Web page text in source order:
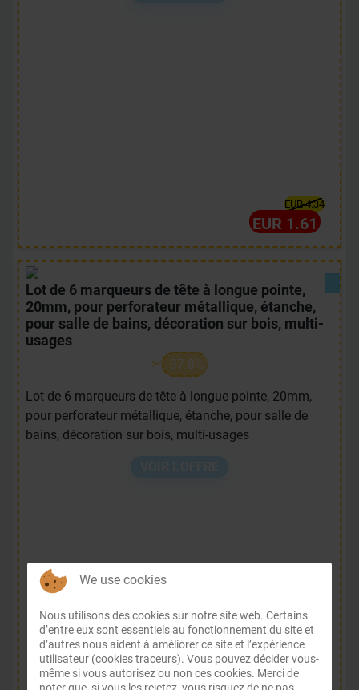
EUR 4.34
EUR 1.61
Lot de 6 marqueurs de tête à longue pointe,
20mm, pour perforateur métallique, étanche,
pour salle de bains, décoration sur bois, multi-
usages
97.8%
Lot de 6 marqueurs de tête à longue pointe, 20mm,
pour perforateur métallique, étanche, pour salle de
bains, décoration sur bois, multi-usages
EUR 7.23
We use cookies
Nous utilisons des cookies sur notre site web. Certains
d’entre eux sont essentiels au fonctionnement du site et
d’autres nous aident à améliorer ce site et l’expérience
utilisateur (cookies traceurs). Vous pouvez décider vous-
même si vous autorisez ou non ces cookies. Merci de